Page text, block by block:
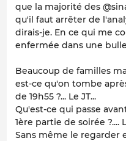
que la majorité des
qu'il faut arrêter de
dirais-je. En ce qui me
enfermée dans une
Beaucoup de familles
est-ce qu'on tombe
de 19h55 ?... Le JT...
Qu'est-ce qui passe
1ère partie de soirée ?....
Sans même le regarder